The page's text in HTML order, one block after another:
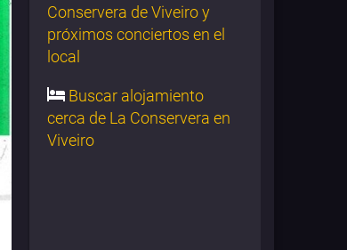
Conservera de Viveiro y
próximos conciertos en el
local
Buscar alojamiento
cerca de La Conservera en
Viveiro